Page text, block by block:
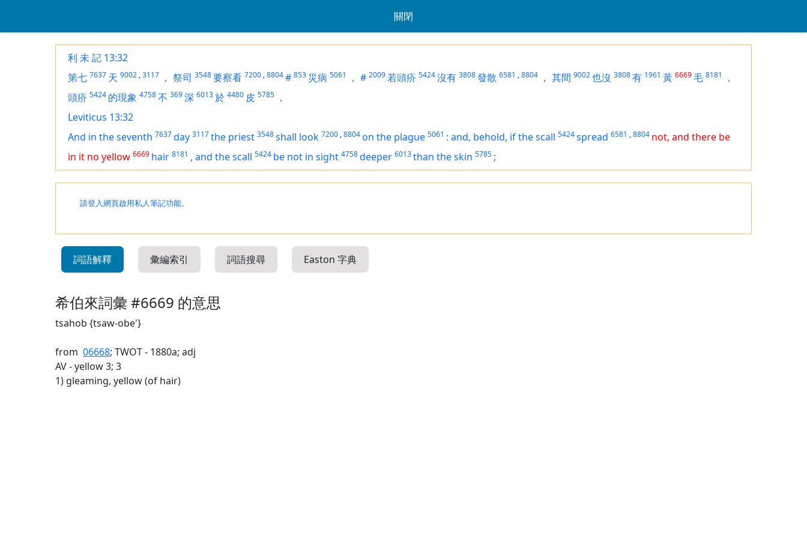
關閉
利 未 記 13:32
第七 7637 天 9002 ,3117 ， 祭司 3548要察看 7200 ,8804# 853 災病 5061 ， # 2009若頭疥 5424沒有 3808發散 6581 ,8804 ， 其間 9002也沒 3808有 1961 黃 6669毛 8181
，
頭疥 5424 的現象 4758不 369深 6013於 4480 皮 5785 ，
Leviticus 13:32
And in the seventh 7637day 3117the priest 3548shall look 7200 ,8804on the plague 5061 : and, behold, ifthe scall 5424spread 6581 ,8804 not, and there be
in it no yellow 6669 hair 8181 , and the scall 5424 be not in sight 4758deeper 6013than the skin 5785 ;
請登入網頁啟用私人筆記功能。
詞語解釋 彙編索引 詞語搜尋 Easton 字典
希伯來詞彙 #6669 的意思
tsahob {tsaw-obe'}
from 06668; TWOT - 1880a; adj
AV - yellow 3; 3
1) gleaming, yellow (of hair)